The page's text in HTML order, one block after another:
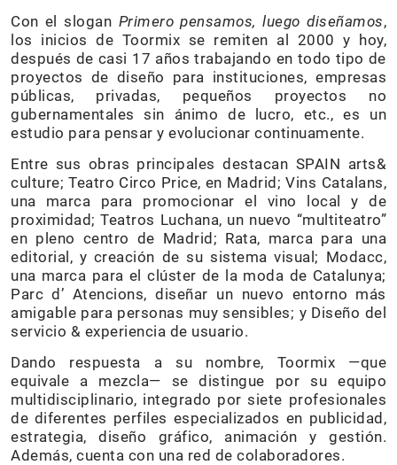
Con el slogan Primero pensamos, luego diseñamos,
los inicios de Toormix se remiten al 2000 y hoy,
después de casi 17 años trabajando en todo tipo de
proyectos de diseño para instituciones, empresas
públicas, privadas, pequeños proyectos no
gubernamentales sin ánimo de lucro, etc., es un
estudio para pensar y evolucionar continuamente.
Entre sus obras principales destacan SPAIN arts&
culture; Teatro Circo Price, en Madrid; Vins Catalans,
una marca para promocionar el vino local y de
proximidad; Teatros Luchana, un nuevo “multiteatro”
en pleno centro de Madrid; Rata, marca para una
editorial, y creación de su sistema visual; Modacc,
una marca para el clúster de la moda de Catalunya;
Parc d’ Atencions, diseñar un nuevo entorno más
amigable para personas muy sensibles; y Diseño del
servicio & experiencia de usuario.
Dando respuesta a su nombre, Toormix —que
equivale a mezcla— se distingue por su equipo
multidisciplinario, integrado por siete profesionales
de diferentes perfiles especializados en publicidad,
estrategia, diseño gráfico, animación y gestión.
Además, cuenta con una red de colaboradores.